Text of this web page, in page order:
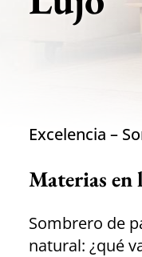
Excelencia –
Materias en
Sombrero de
natural: ¿qué